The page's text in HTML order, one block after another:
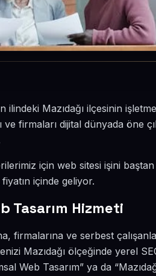
ilindeki Mazıdağı ilçesinin
ve firmaları dijital dünyada öne
için web sitesi işini
içinde geliyor.
Tasarım Hizmeti
firmalarına ve serbest
Mazıdağı ölçeğinde yerel
Web Tasarım” ya da